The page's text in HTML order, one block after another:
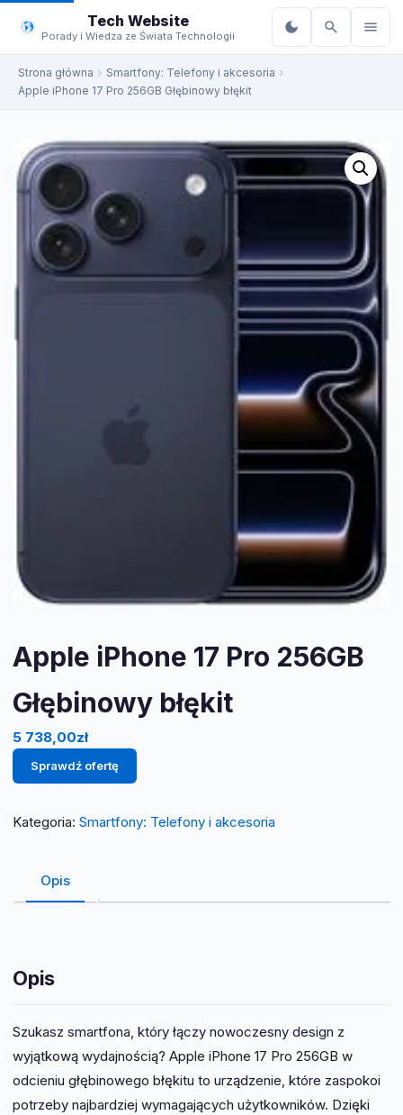
do
treści
Tech Website
Porady i Wiedza ze Świata Technologii
Strona główna
Smartfony: Telefony i akcesoria
Apple iPhone 17 Pro 256GB Głębinowy błękit
Apple iPhone 17 Pro 256GB
Głębinowy błękit
5 738,00zł
Sprawdź ofertę
Kategoria: Smartfony: Telefony i akcesoria
Opis
Opis
Szukasz smartfona, który łączy nowoczesny design z
wyjątkową wydajnością? Apple iPhone 17 Pro 256GB w
odcieniu głębinowego błękitu to urządzenie, które zaspokoi
potrzeby najbardziej wymagających użytkowników. Dzięki